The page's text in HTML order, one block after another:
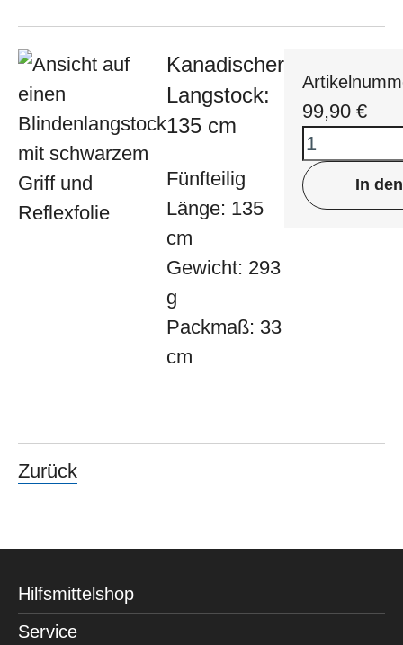
Kanadischer
Langstock:
135 cm
Fünfteilig
Länge: 135
cm
Gewicht: 293
g
Packmaß: 33
cm
99,90 €
In
Zurück
Hilfsmittelshop
Service